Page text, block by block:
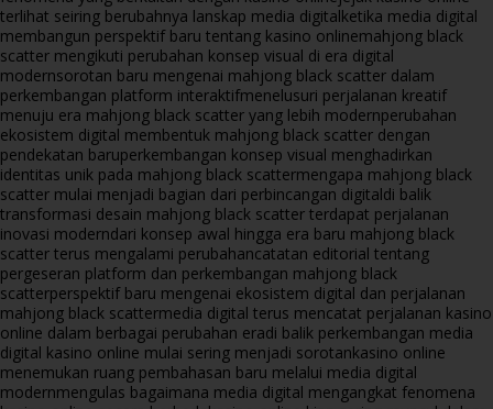
terlihat seiring berubahnya lanskap media digitalketika media digital
membangun perspektif baru tentang kasino onlinemahjong black
scatter mengikuti perubahan konsep visual di era digital
modernsorotan baru mengenai mahjong black scatter dalam
perkembangan platform interaktifmenelusuri perjalanan kreatif
menuju era mahjong black scatter yang lebih modernperubahan
ekosistem digital membentuk mahjong black scatter dengan
pendekatan baruperkembangan konsep visual menghadirkan
identitas unik pada mahjong black scattermengapa mahjong black
scatter mulai menjadi bagian dari perbincangan digitaldi balik
transformasi desain mahjong black scatter terdapat perjalanan
inovasi moderndari konsep awal hingga era baru mahjong black
scatter terus mengalami perubahancatatan editorial tentang
pergeseran platform dan perkembangan mahjong black
scatterperspektif baru mengenai ekosistem digital dan perjalanan
mahjong black scattermedia digital terus mencatat perjalanan kasino
online dalam berbagai perubahan eradi balik perkembangan media
digital kasino online mulai sering menjadi sorotankasino online
menemukan ruang pembahasan baru melalui media digital
modernmengulas bagaimana media digital mengangkat fenomena